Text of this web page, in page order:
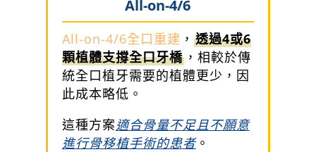
All-on-4/6
All-on-4/6全口重建 ， 透過4或6
顆植體支撐全口牙橋，相較於傳
統全口植牙需要的植體更少，因
此成本略低。
這種方案適合骨量不足且不願意
進行骨移植手術的患者。